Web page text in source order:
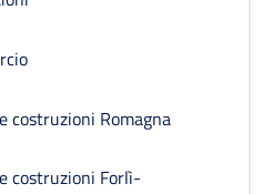
costruzioni Romagna
costruzioni Forlì-